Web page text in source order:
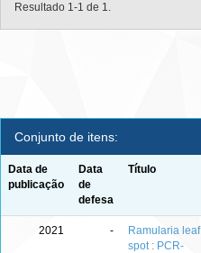
Resultado 1-1 de 1.
Conjunto de itens:
Data de
publicação
Data
de
defesa
Título
2021 -
Ramularia leaf
spot : PCR-